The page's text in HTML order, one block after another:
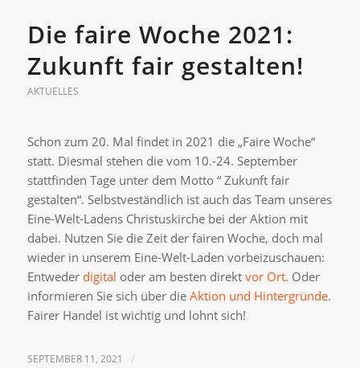
Die faire Woche 2021:
Zukunft fair gestalten!
AKTUELLES
Schon zum 20. Mal findet in 2021 die „Faire Woche“
statt. Diesmal stehen die vom 10.-24. September
stattfinden Tage unter dem Motto “ Zukunft fair
gestalten“. Selbstveständlich ist auch das Team unseres
Eine-Welt-Ladens Christuskirche bei der Aktion mit
dabei. Nutzen Sie die Zeit der fairen Woche, doch mal
wieder in unserem Eine-Welt-Laden vorbeizuschauen:
Entweder digital oder am besten direkt vor Ort. Oder
informieren Sie sich über die Aktion und Hintergründe.
Fairer Handel ist wichtig und lohnt sich!
SEPTEMBER 11, 2021 /